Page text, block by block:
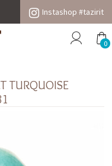
Instashop #tazirit
0
TURQUOISE